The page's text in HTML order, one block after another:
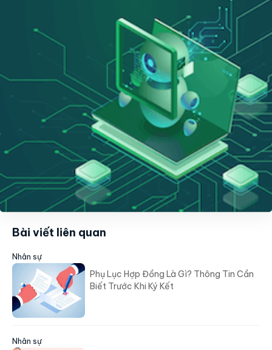
Bài viết liên quan
Nhân sự
Phụ Lục Hợp Đồng Là Gì? Thông Tin Cần
Biết Trước Khi Ký Kết
Nhân sự